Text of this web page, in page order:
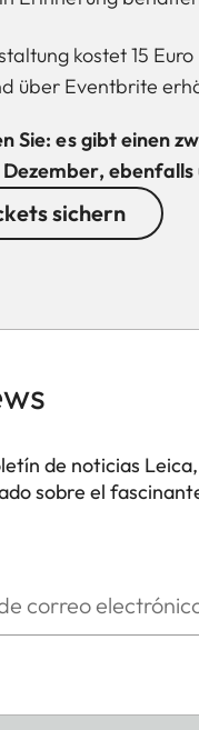
kostet 15 Euro
über Eventbrite
Sie: es gibt einen
ebenfalls
sichern
de noticias
sobre el